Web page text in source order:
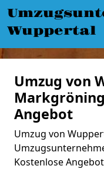
Wuppertal
Umzug von
Angebot
Umzug von
Kostenlose